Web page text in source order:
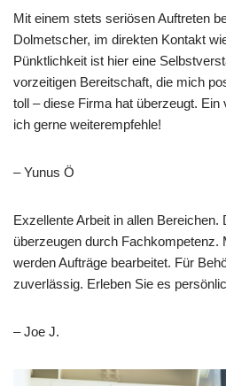
Mit einem stets seriösen Auftreten
Dolmetscher, im direkten Kontakt
Pünktlichkeit ist hier eine
vorzeitigen Bereitschaft, die mich
toll – diese Firma hat überzeugt.
ich gerne weiterempfehle!
– Yunus Ö
Exzellente Arbeit in allen Bereichen.
überzeugen durch Fachkompetenz.
werden Aufträge bearbeitet. Für
zuverlässig. Erleben Sie es
– Joe J.